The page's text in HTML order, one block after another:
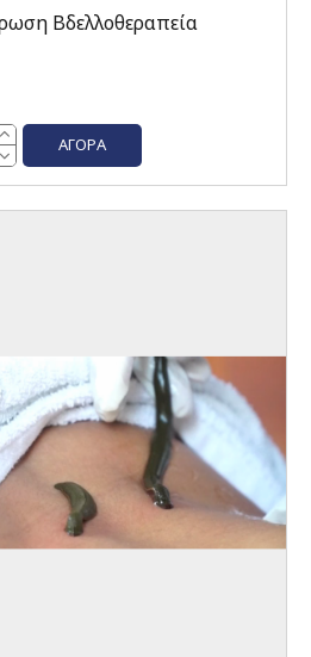
Βδελλοθεραπεία
ΑΓΟΡΆ